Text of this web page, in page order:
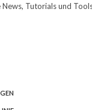
Tutorials und